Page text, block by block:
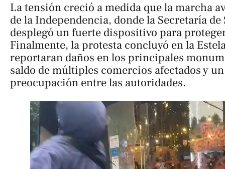
La tensión creció a medida que la marcha
de la Independencia, donde la Secretaría
desplegó un fuerte dispositivo para
Finalmente, la protesta concluyó en la
reportaran daños en los principales
saldo de múltiples comercios afectados y
preocupación entre las autoridades.